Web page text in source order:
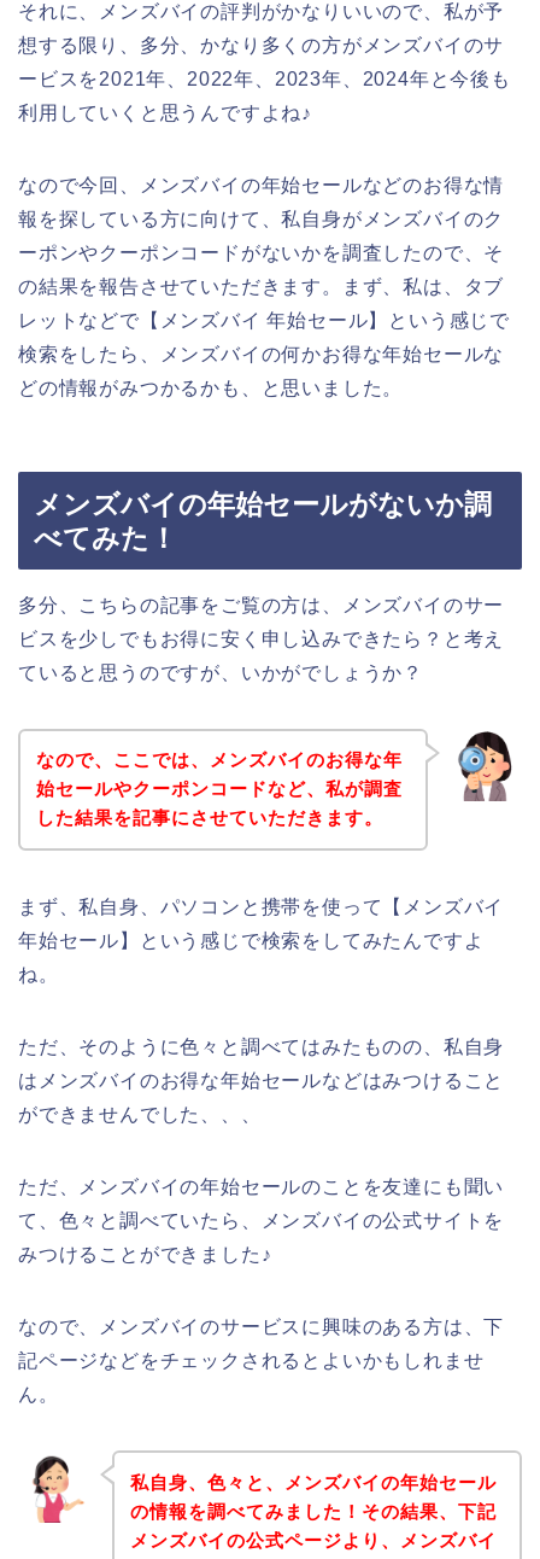
それに、メンズバイの評判がかなりいいので、私が予
想する限り、多分、かなり多くの方がメンズバイのサ
ービスを2021年、2022年、2023年、2024年と今後も
利用していくと思うんですよね♪
なので今回、メンズバイの年始セールなどのお得な情
報を探している方に向けて、私自身がメンズバイのク
ーポンやクーポンコードがないかを調査したので、そ
の結果を報告させていただきます。まず、私は、タブ
レットなどで【メンズバイ 年始セール】という感じで
検索をしたら、メンズバイの何かお得な年始セールな
どの情報がみつかるかも、と思いました。
メンズバイの年始セールがないか調
べてみた！
多分、こちらの記事をご覧の方は、メンズバイのサー
ビスを少しでもお得に安く申し込みできたら？と考え
ていると思うのですが、いかがでしょうか？
なので、ここでは、メンズバイのお得な年
始セールやクーポンコードなど、私が調査
した結果を記事にさせていただきます。
まず、私自身、パソコンと携帯を使って【メンズバイ
年始セール】という感じで検索をしてみたんですよ
ね。
ただ、そのように色々と調べてはみたものの、私自身
はメンズバイのお得な年始セールなどはみつけること
ができませんでした、、、
ただ、メンズバイの年始セールのことを友達にも聞い
て、色々と調べていたら、メンズバイの公式サイトを
みつけることができました♪
なので、メンズバイのサービスに興味のある方は、下
記ページなどをチェックされるとよいかもしれませ
ん。
私自身、色々と、メンズバイの年始セール
の情報を調べてみました！その結果、下記
メンズバイの公式ページより、メンズバイ